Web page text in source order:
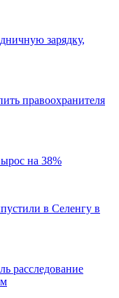
зарядку,
правоохранителя
на 38%
в Селенгу в
расследование